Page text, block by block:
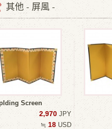
其他 - 屏風 -
Screen
2,970 JPY
≒ 18 USD